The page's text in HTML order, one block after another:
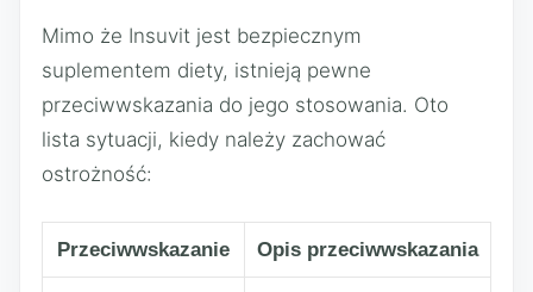
Mimo że Insuvit jest bezpiecznym
suplementem diety, istnieją pewne
przeciwwskazania do jego stosowania. Oto
lista sytuacji, kiedy należy zachować
ostrożność:
Przeciwwskazanie Opis przeciwwskazania